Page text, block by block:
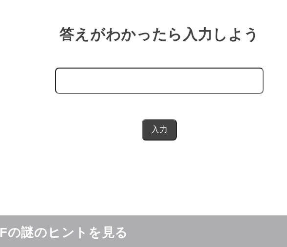
答えがわかったら入力しよう
Fの謎のヒントを見る